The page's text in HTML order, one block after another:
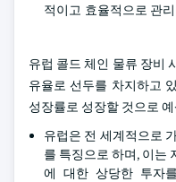
적이고 효율적으로 관
유럽 콜드 체인 물류 장비
유율로 선두를 차지하고
성장률로 성장할 것으로
유럽은 전 세계적으로
를 특징으로 하며, 이는
에 대한 상당한 투자